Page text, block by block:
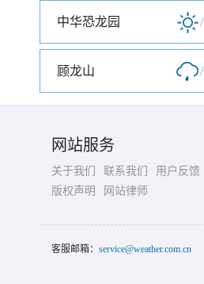
中华恐龙园 /
顾龙山 /
网站服务
关于我们 联系我们
用户反馈
版权声明
网站律师
客服邮箱： service@weather.com.cn